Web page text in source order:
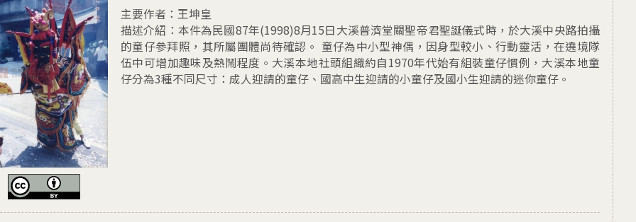
主要作者：王坤皇
描述介紹： 本件為民國87年(1998)8月15日大溪普濟堂關聖帝君聖誕儀式時，於大溪中央路拍攝
的童仔參拜照，其所屬團體尚待確認。 童仔為中小型神偶，因身型較小、行動靈活，在遶境隊
伍中可增加趣味及熱鬧程度。大溪本地社頭組織約自1970年代始有組裝童仔慣例，大溪本地童
仔分為3種不同尺寸：成人迎請的童仔、國高中生迎請的小童仔及國小生迎請的迷你童仔。